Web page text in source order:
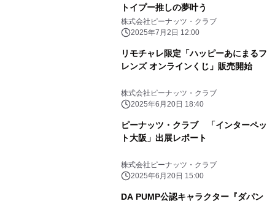
トイプー推しの夢叶う
株式会社ピーナッツ・クラブ
2025年7月2日 12:00
リモチャレ限定「ハッピーあにまるフ
レンズ オンラインくじ」販売開始
株式会社ピーナッツ・クラブ
2025年6月20日 18:40
ピーナッツ・クラブ 「インターペッ
ト大阪」出展レポート
株式会社ピーナッツ・クラブ
2025年6月20日 15:00
DA PUMP公認キャラクター『ダパン